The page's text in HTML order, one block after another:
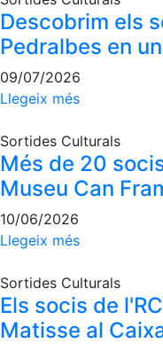
Tennis
Quadres
Quadre
d'Honor
Històric
del
Campionat
Social
Fotos
Pàdel
Escola de
Pàdel
Descobrim els
Pedralbes en
09/07/2026
Llegeix més
Sortides Culturals
Més de 20
Museu Can
10/06/2026
Llegeix més
Sortides Culturals
Els socis de
Matisse al